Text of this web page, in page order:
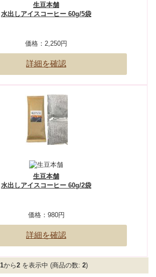
生豆本舗
水出しアイスコーヒー 60g/5袋
価格： 2,250円
詳細を確認
生豆本舗
水出しアイスコーヒー 60g/2袋
価格： 980円
詳細を確認
1から2を表示中 (商品の数: 2)